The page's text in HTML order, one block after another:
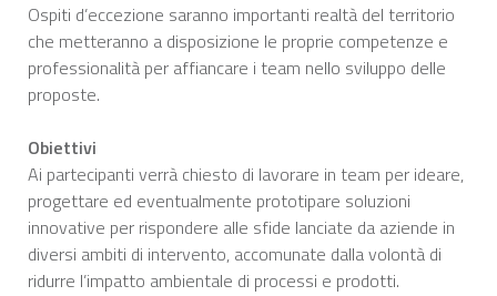
Ospiti d’eccezione saranno importanti realtà del territorio
che metteranno a disposizione le proprie competenze e
professionalità per affiancare i team nello sviluppo delle
proposte.
Obiettivi
Ai partecipanti verrà chiesto di lavorare in team per ideare,
progettare ed eventualmente prototipare soluzioni
innovative per rispondere alle sfide lanciate da aziende in
diversi ambiti di intervento, accomunate dalla volontà di
ridurre l’impatto ambientale di processi e prodotti.